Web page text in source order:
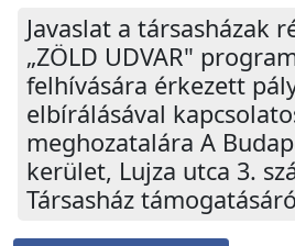
Javaslat a társasházak
„ZÖLD UDVAR"
felhívására érkezett
elbírálásával
meghozatalára A
kerület, Lujza utca 3.
Társasház